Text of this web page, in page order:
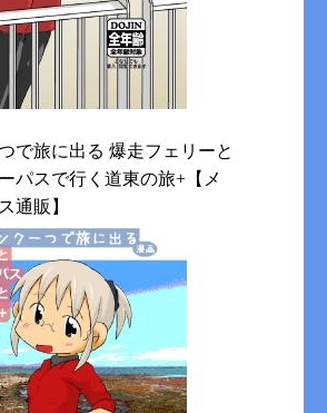
で旅に出る 爆走フェリーと
パスで行く道東の旅+【メ
通販】